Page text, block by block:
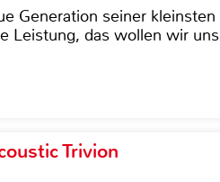
Generation seiner kleinsten
Leistung, das wollen wir uns
Trivion